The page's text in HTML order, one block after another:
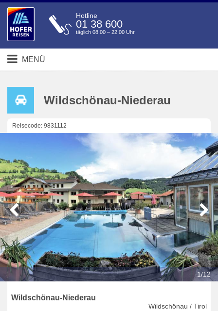
Hotline
01 38 600
täglich 08:00 – 22:00 Uhr
MENÜ
Wildschönau-Niederau
Reisecode: 9831112
1/12
Wildschönau-Niederau
Wildschönau / Tirol